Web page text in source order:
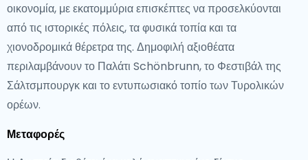
οικονομία, με εκατομμύρια επισκέπτες να προσελκύονται
από τις ιστορικές πόλεις, τα φυσικά τοπία και τα
χιονοδρομικά θέρετρα της. Δημοφιλή αξιοθέατα
περιλαμβάνουν το Παλάτι Schönbrunn, το Φεστιβάλ της
Σάλτσμπουργκ και το εντυπωσιακό τοπίο των Τυρολικών
ορέων.
Μεταφορές